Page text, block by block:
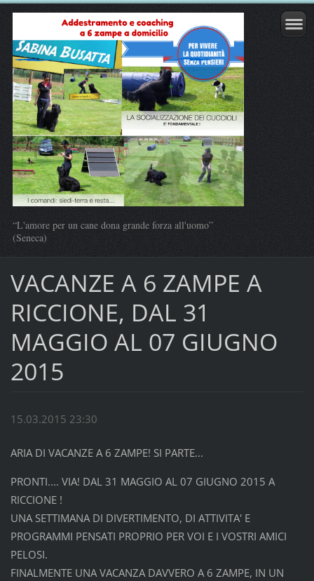
“L'amore per un cane dona grande forza all'uomo”
(Seneca)
VACANZE A 6 ZAMPE A
RICCIONE, DAL 31
MAGGIO AL 07 GIUGNO
2015
15.03.2015 23:30
ARIA DI VACANZE A 6 ZAMPE! SI PARTE...
PRONTI.... VIA! DAL 31 MAGGIO AL 07 GIUGNO 2015 A
RICCIONE !
UNA SETTIMANA DI DIVERTIMENTO, DI ATTIVITA' E
PROGRAMMI PENSATI PROPRIO PER VOI E I VOSTRI AMICI
PELOSI.
FINALMENTE UNA VACANZA DAVVERO A 6 ZAMPE, IN UN